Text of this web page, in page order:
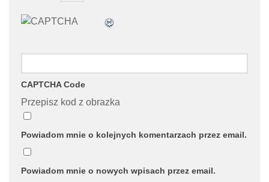
CAPTCHA Code
Przepisz kod z obrazka
Powiadom mnie o kolejnych komentarzach przez email.
Powiadom mnie o nowych wpisach przez email.